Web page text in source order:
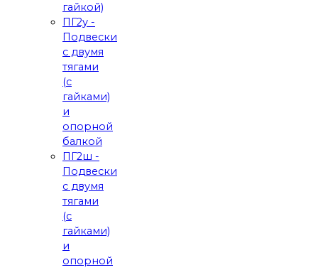
гайкой)
ПГ2у -
Подвески
с двумя
тягами
(с
гайками)
и
опорной
балкой
ПГ2ш -
Подвески
с двумя
тягами
(с
гайками)
и
опорной